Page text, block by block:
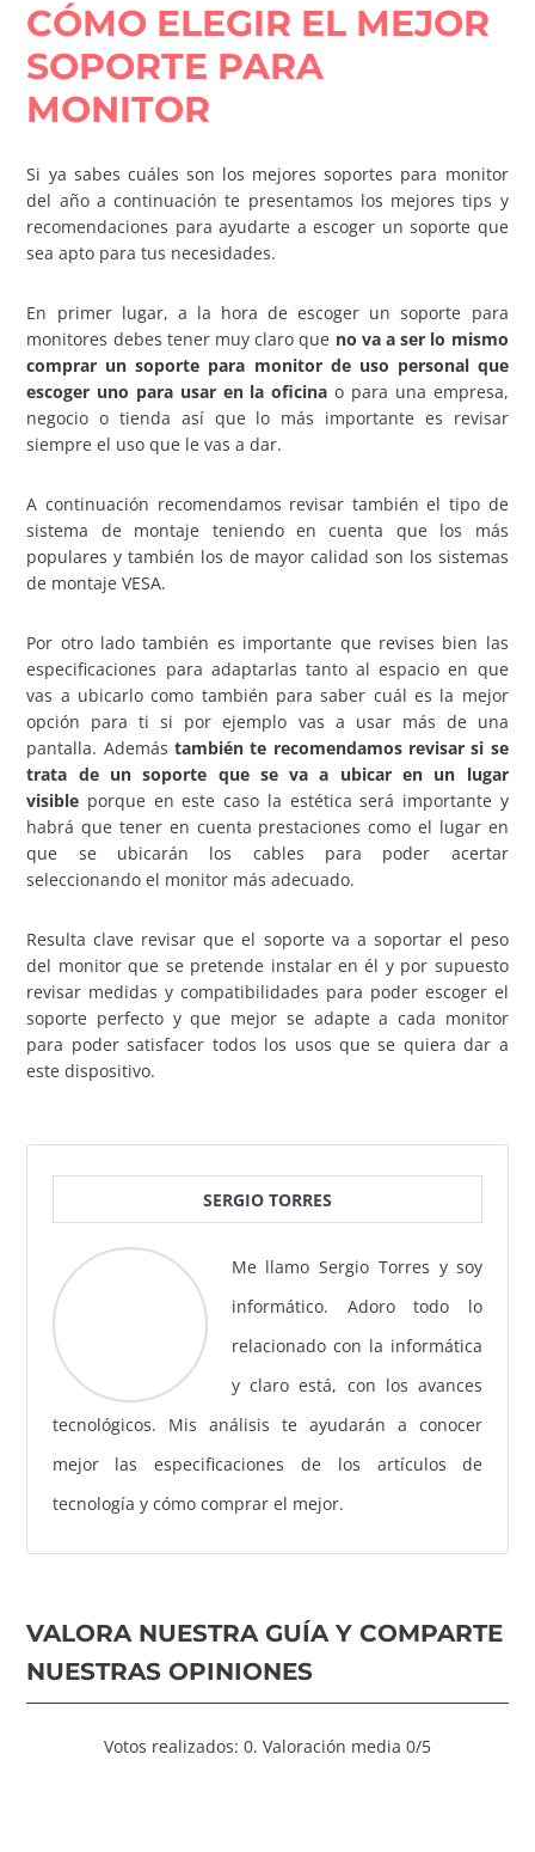
CÓMO ELEGIR EL MEJOR
SOPORTE PARA
MONITOR
Si ya sabes cuáles son los mejores soportes para monitor
del año a continuación te presentamos los mejores tips y
recomendaciones para ayudarte a escoger un soporte que
sea apto para tus necesidades.
En primer lugar, a la hora de escoger un soporte para
monitores debes tener muy claro que no va a ser lo mismo
comprar un soporte para monitor de uso personal que
escoger uno para usar en la oficina o para una empresa,
negocio o tienda así que lo más importante es revisar
siempre el uso que le vas a dar.
A continuación recomendamos revisar también el tipo de
sistema de montaje teniendo en cuenta que los más
populares y también los de mayor calidad son los sistemas
de montaje VESA.
Por otro lado también es importante que revises bien las
especificaciones para adaptarlas tanto al espacio en que
vas a ubicarlo como también para saber cuál es la mejor
opción para ti si por ejemplo vas a usar más de una
pantalla. Ademástambién te recomendamos revisar si se
trata de un soporte que se va a ubicar en un lugar
visible porque en este caso la estética será importante y
habrá que tener en cuenta prestaciones como el lugar en
que se ubicarán los cables para poder acertar
seleccionando el monitor más adecuado.
Resulta clave revisar que el soporte va a soportar el peso
del monitor que se pretende instalar en él y por supuesto
revisar medidas y compatibilidades para poder escoger el
soporte perfecto y que mejor se adapte a cada monitor
para poder satisfacer todos los usos que se quiera dar a
este dispositivo.
SERGIO TORRES
Me llamo Sergio Torres y soy
informático. Adoro todo lo
relacionado con la informática
y claro está, con los avances
tecnológicos. Mis análisis te ayudarán a conocer
mejor las especificaciones de los artículos de
tecnología y cómo comprar el mejor.
VALORA NUESTRA GUÍA Y COMPARTE
NUESTRAS OPINIONES
Votos realizados: 0. Valoración media 0/5